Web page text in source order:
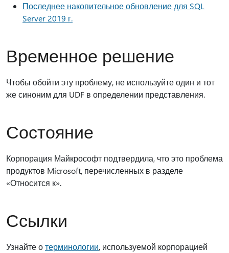
Последнее накопительное обновление для SQL
Server 2019 г.
Временное решение
Чтобы обойти эту проблему, не используйте один и тот
же синоним для UDF в определении представления.
Состояние
Корпорация Майкрософт подтвердила, что это проблема
продуктов Microsoft, перечисленных в разделе
«Относится к».
Ссылки
Узнайте отерминологии, используемой корпорацией